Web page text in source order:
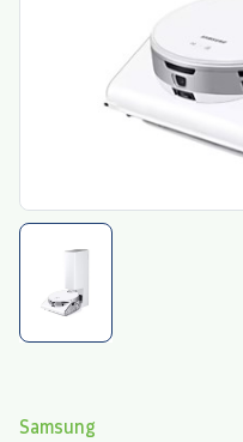
Samsung